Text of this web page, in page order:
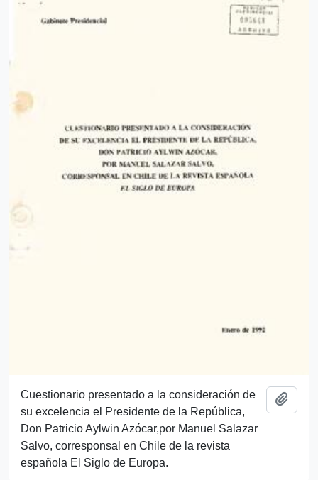
Cuestionario presentado a la consideración de
su excelencia el Presidente de la República,
Don Patricio Aylwin Azócar,por Manuel Salazar
Salvo, corresponsal en Chile de la revista
española El Siglo de Europa.